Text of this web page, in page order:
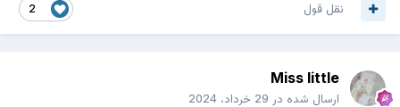
2 نقل قول
Miss little
ارسال شده در 29 خرداد، 2024